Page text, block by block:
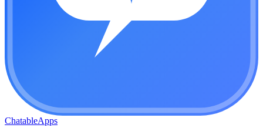
ChatableApps